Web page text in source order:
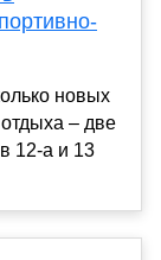
новых
– две
12-а и 13